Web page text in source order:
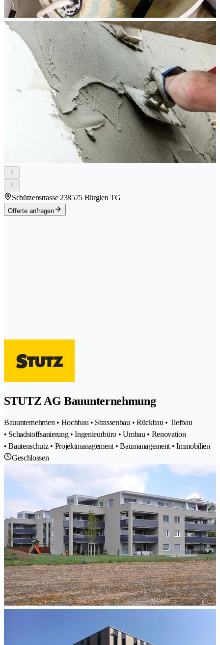
Schützenstrasse 238575 Bürglen TG
Offerte anfragen
STUTZ AG Bauunternehmung
Bauunternehmen • Hochbau • Strassenbau • Rückbau • Tiefbau
• Schadstoffsanierung • Ingenieurbüro • Umbau • Renovation
• Bautenschutz • Projektmanagement • Baumanagement • Immobilien
Geschlossen